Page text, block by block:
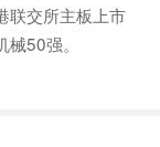
联交所主板上市
50强。